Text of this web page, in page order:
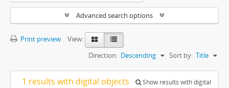
Advanced search options
Print preview
View:
Sort by: Title
Direction: Descending
1 results with digital objects
Show results with digital